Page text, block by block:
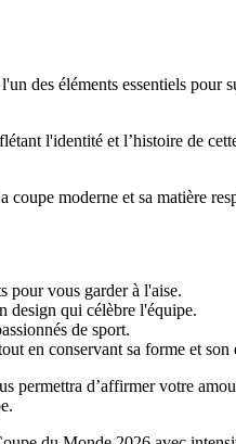
des éléments essentiels
l'identité et l’histoire de
moderne et sa matière
pour vous garder à l'aise.
design qui célèbre l'équipe.
de sport.
en conservant sa forme et son
permettra d’affirmer votre